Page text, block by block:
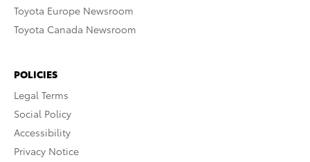
Toyota Europe Newsroom
Toyota Canada Newsroom
POLICIES
Legal Terms
Social Policy
Accessibility
Privacy Notice